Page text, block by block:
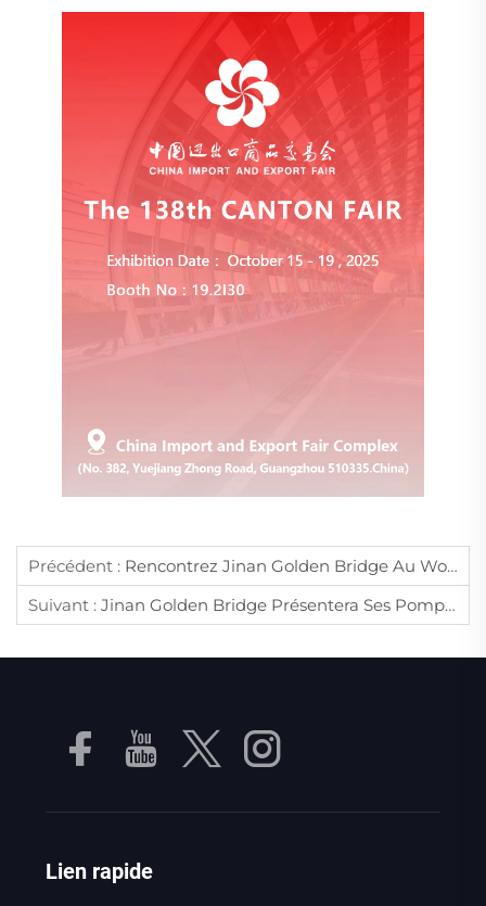
Précédent : Rencontrez Jinan Golden Bridge Au WoodTech Turkey 2025 – Votre Expert En Pompes À Vide Et Compresseurs D'air
Suivant : Jinan Golden Bridge Présentera Ses Pompes À Vide Et Compresseurs D'air Écoénergétiques Au Salon Du Machinisme Pour L'industrie Du Bois De Shanghai 2025 | Stand 8.1H83
Lien rapide